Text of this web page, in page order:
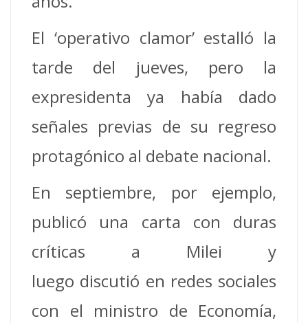
El ‘operativo clamor’ estalló la
tarde del jueves, pero la
expresidenta ya había dado
señales previas de su regreso
protagónico al debate nacional.
En septiembre, por ejemplo,
publicó una carta con duras
críticas a Milei y
luego discutió en redes sociales
con el ministro de Economía,